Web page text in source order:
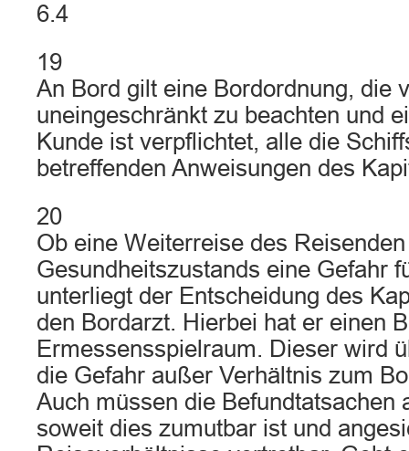
6.4
19
An Bord gilt eine Bordordnung, die
uneingeschränkt zu beachten und
Kunde ist verpflichtet, alle die
betreffenden Anweisungen des
20
Ob eine Weiterreise des
Gesundheitszustands eine Gefahr
unterliegt der Entscheidung des
den Bordarzt. Hierbei hat er einen
Ermessensspielraum. Dieser wird
die Gefahr außer Verhältnis zum
Auch müssen die Befundtatsachen
soweit dies zumutbar ist und